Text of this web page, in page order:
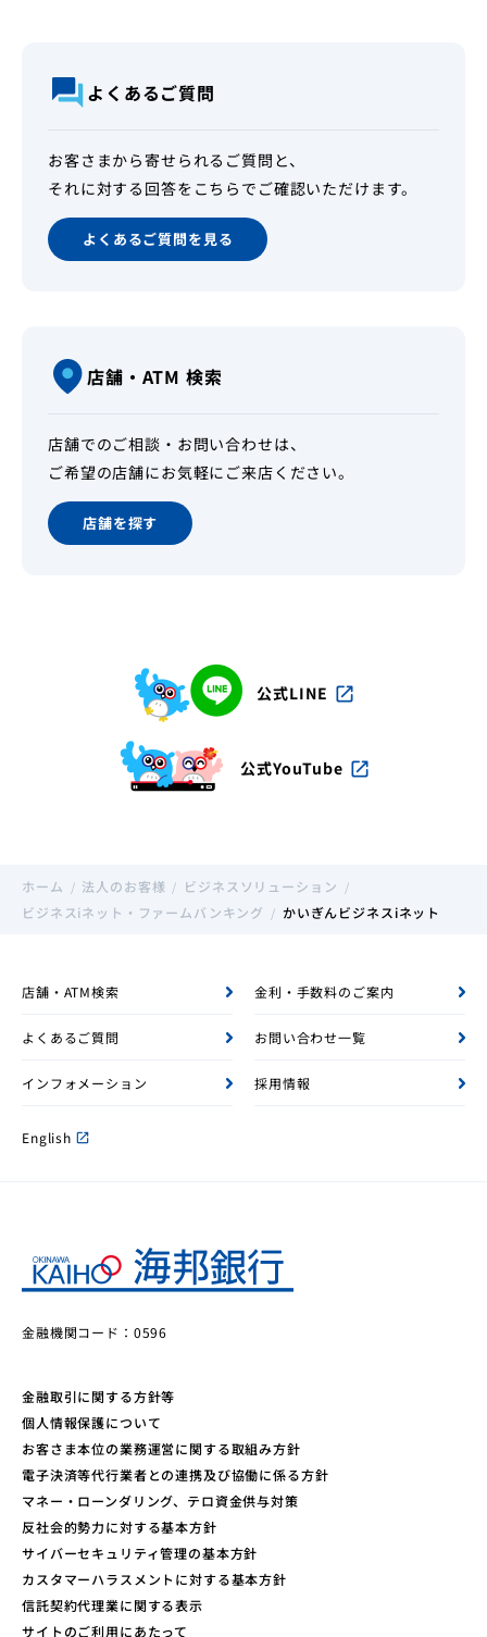
よくあるご質問
お客さまから寄せられるご質問と、
それに対する回答をこちらでご確認いただけます。
よくあるご質問を見る
店舗・ATM 検索
店舗でのご相談・お問い合わせは、
ご希望の店舗にお気軽にご来店ください。
店舗を探す
公式LINE open_in_new
公式YouTube open_in_new
ホーム 法人のお客様
ビジネスソリューション
ビジネスiネット・ファームバンキング
かいぎんビジネスiネット
店舗・ATM検索 金利・手数料のご案内
よくあるご質問 お問い合わせ一覧
インフォメーション 採用情報
English open_in_new
金融機関コード：0596
金融取引に関する方針等
個人情報保護について
お客さま本位の業務運営に関する取組み方針
電子決済等代行業者との連携及び協働に係る方針
マネー・ローンダリング、テロ資金供与対策
反社会的勢力に対する基本方針
サイバーセキュリティ管理の基本方針
カスタマーハラスメントに対する基本方針
信託契約代理業に関する表示
サイトのご利用にあたって